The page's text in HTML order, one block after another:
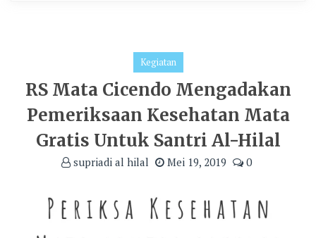
Kegiatan
RS Mata Cicendo Mengadakan
Pemeriksaan Kesehatan Mata
Gratis Untuk Santri Al-Hilal
supriadi al hilal Mei 19, 2019 0